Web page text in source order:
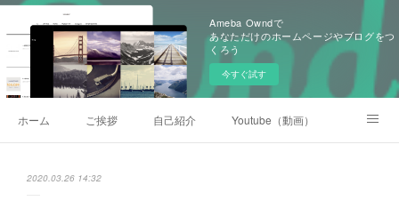
Ameba Owndで
あなただけのホームページやブログをつ
くろう
今すぐ試す
ホーム ご挨拶 自己紹介 Youtube（動画）
2020.03.26 14:32